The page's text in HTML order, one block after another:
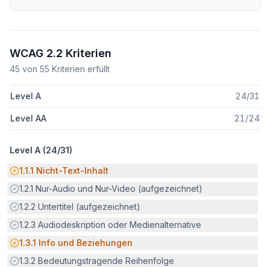
WCAG 2.2 Kriterien
45 von 55 Kriterien erfüllt
Level A 24/31
Level AA 21 /24
Level A (24/31)
Potenzielle Barriere:
1.1.1 Nicht-Text-Inhalt
Erfüllt:
1.2.1 Nur-Audio und Nur-Video (aufgezeichnet)
Erfüllt:
1.2.2 Untertitel (aufgezeichnet)
Erfüllt:
1.2.3 Audiodeskription oder Medienalternative
Potenzielle Barriere:
1.3.1 Info und Beziehungen
Erfüllt:
1.3.2 Bedeutungstragende Reihenfolge